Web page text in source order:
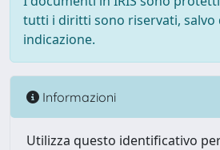
tutti i diritti sono riservati, salvo
indicazione.
Informazioni
Utilizza questo identificativo